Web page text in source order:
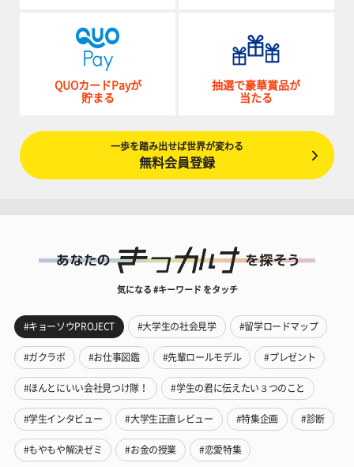
QUOカードPayが
貯まる
抽選で豪華賞品が
当たる
一歩を踏み出せば世界が変わる
無料会員登録
気になる #キーワード をタッチ
#キョーソウPROJECT #大学生の社会見学 #留学ロードマップ
#ガクラボ #お仕事図鑑 #先輩ロールモデル #プレゼント
#ほんとにいい会社見つけ隊！ #学生の君に伝えたい３つのこと
#学生インタビュー #大学生正直レビュー #特集企画 #診断
#もやもや解決ゼミ #お金の授業 #恋愛特集